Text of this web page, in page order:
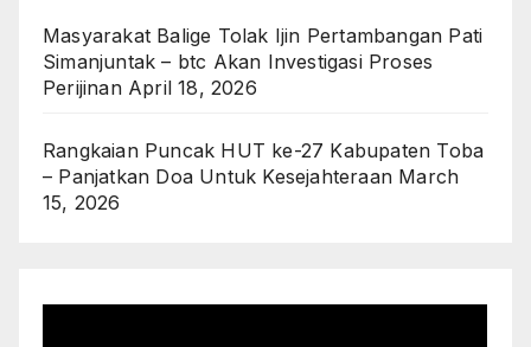
Masyarakat Balige Tolak Ijin Pertambangan Pati
Simanjuntak – btc Akan Investigasi Proses
Perijinan April 18, 2026
Rangkaian Puncak HUT ke-27 Kabupaten Toba
– Panjatkan Doa Untuk Kesejahteraan March
15, 2026